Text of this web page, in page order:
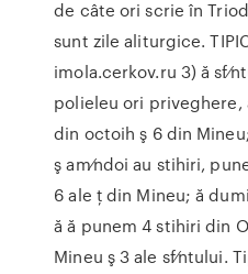
de câte ori scrie în
sunt zile aliturgice.
imola.cerkov.ru 3) ă
polieleu ori priveghere,
din octoih ş 6 din
ş am⁄ndoi au stihiri,
6 ale ţ din Mineu; ă
ă ă punem 4 stihiri din
Mineu ş 3 ale sf⁄ntului.